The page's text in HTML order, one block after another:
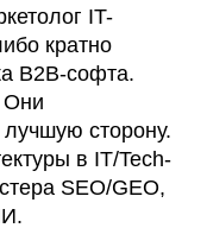
С
SaaS/
IT-
кратно
B2B-софта.
Они
сторону.
в IT/Tech-
SEO/GEO,